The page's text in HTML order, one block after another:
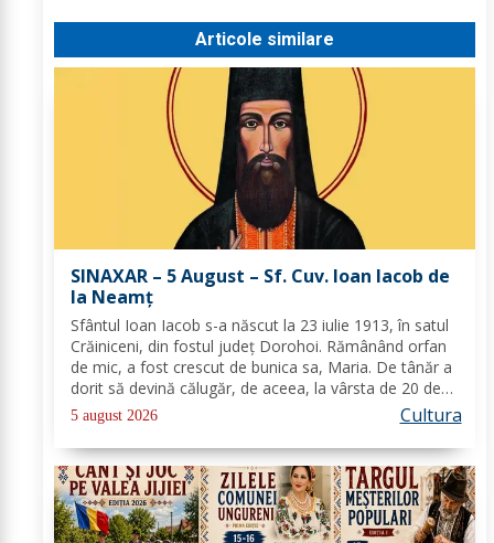
Articole similare
SINAXAR – 5 August – Sf. Cuv. Ioan Iacob de
la Neamţ
Sfântul Ioan Iacob s-a născut la 23 iulie 1913, în satul
Crăiniceni, din fostul județ Dorohoi. Rămânând orfan
de mic, a fost crescut de bunica sa, Maria. De tânăr a
dorit să devină călugăr, de aceea, la vârsta de 20 de
ani, și-a îndreptat pașii spre Mănăstirea Neamț. La 8
aprilie 1936, rasoforul...
5 august 2026 Cultura